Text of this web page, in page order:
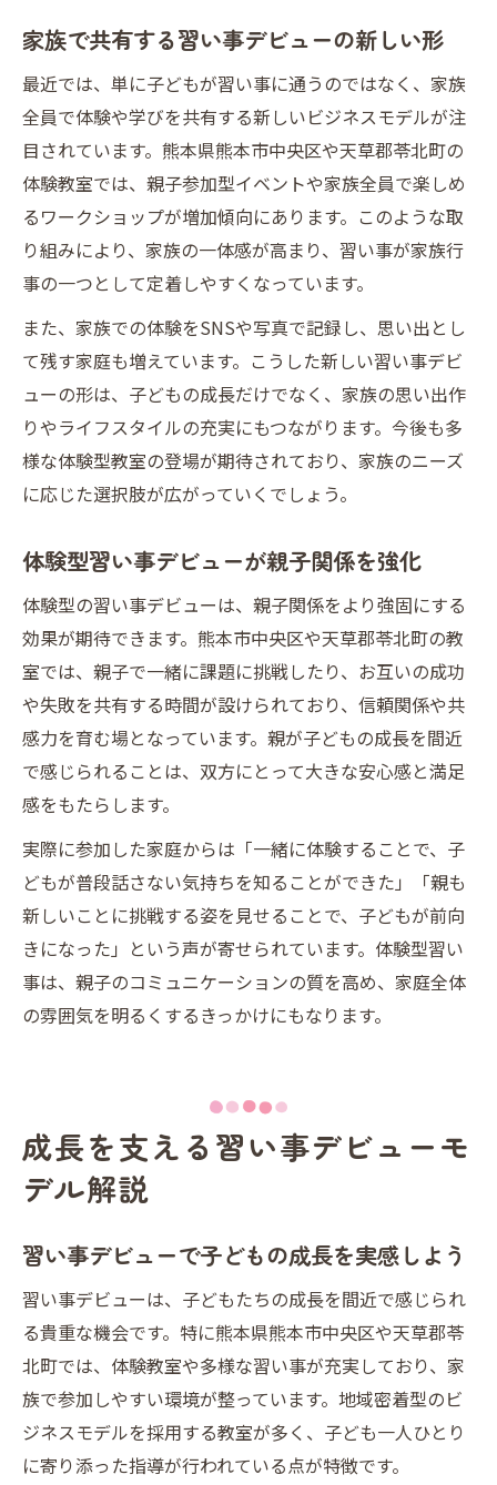
家族で共有する習い事デビューの新しい形
最近では、単に子どもが習い事に通うのではなく、家族
全員で体験や学びを共有する新しいビジネスモデルが注
目されています。熊本県熊本市中央区や天草郡苓北町の
体験教室では、親子参加型イベントや家族全員で楽しめ
るワークショップが増加傾向にあります。このような取
り組みにより、家族の一体感が高まり、習い事が家族行
事の一つとして定着しやすくなっています。
また、家族での体験をSNSや写真で記録し、思い出とし
て残す家庭も増えています。こうした新しい習い事デビ
ューの形は、子どもの成長だけでなく、家族の思い出作
りやライフスタイルの充実にもつながります。今後も多
様な体験型教室の登場が期待されており、家族のニーズ
に応じた選択肢が広がっていくでしょう。
体験型習い事デビューが親子関係を強化
体験型の習い事デビューは、親子関係をより強固にする
効果が期待できます。熊本市中央区や天草郡苓北町の教
室では、親子で一緒に課題に挑戦したり、お互いの成功
や失敗を共有する時間が設けられており、信頼関係や共
感力を育む場となっています。親が子どもの成長を間近
で感じられることは、双方にとって大きな安心感と満足
感をもたらします。
実際に参加した家庭からは「一緒に体験することで、子
どもが普段話さない気持ちを知ることができた」「親も
新しいことに挑戦する姿を見せることで、子どもが前向
きになった」という声が寄せられています。体験型習い
事は、親子のコミュニケーションの質を高め、家庭全体
の雰囲気を明るくするきっかけにもなります。
成長を支える習い事デビューモ
デル解説
習い事デビューで子どもの成長を実感しよう
習い事デビューは、子どもたちの成長を間近で感じられ
る貴重な機会です。特に熊本県熊本市中央区や天草郡苓
北町では、体験教室や多様な習い事が充実しており、家
族で参加しやすい環境が整っています。地域密着型のビ
ジネスモデルを採用する教室が多く、子ども一人ひとり
に寄り添った指導が行われている点が特徴です。